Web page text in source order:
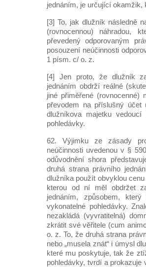
jednáním, je určující okamžik,
[3] To, jak dlužník následně
(rovnocennou) náhradou,
převedený odporovaným
posouzení neúčinnosti
1 písm. c/ o. z.
[4] Jen proto, že dlužník
jednáním obdrží reálné
jiné přiměřené
převodem na příslušný
dlužníkova majetku
pohledávky.
62. Výjimku ze zásady
neúčinnosti uvedenou v §
odůvodnění shora
druhá strana právního
dlužníka použít obvyklou
kterou od ní měl obdržet
jednáním, způsobem,
vykonatelné pohledávky.
nezakládá (vyvratitelná)
zkrátit své věřitele (cum
o. z. To, že druhá strana
nebo „musela znát“ i úmysl
které mu poskytuje, tak že
pohledávky, tvrdí a prokazuje